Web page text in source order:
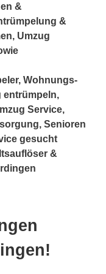
&
&
Umzug
Wohnungs-
entrümpeln,
Service,
Senioren
gesucht
&